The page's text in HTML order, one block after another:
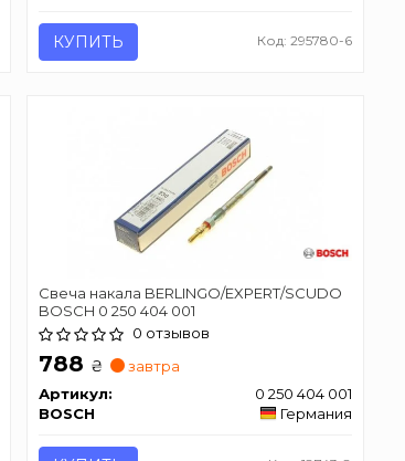
КУПИТЬ Код: 295780-6
Свеча накала BERLINGO/EXPERT/SCUDO
BOSCH 0 250 404 001
0 отзывов
788 ₴
завтра
Артикул:
0 250 404 001
BOSCH
Германия